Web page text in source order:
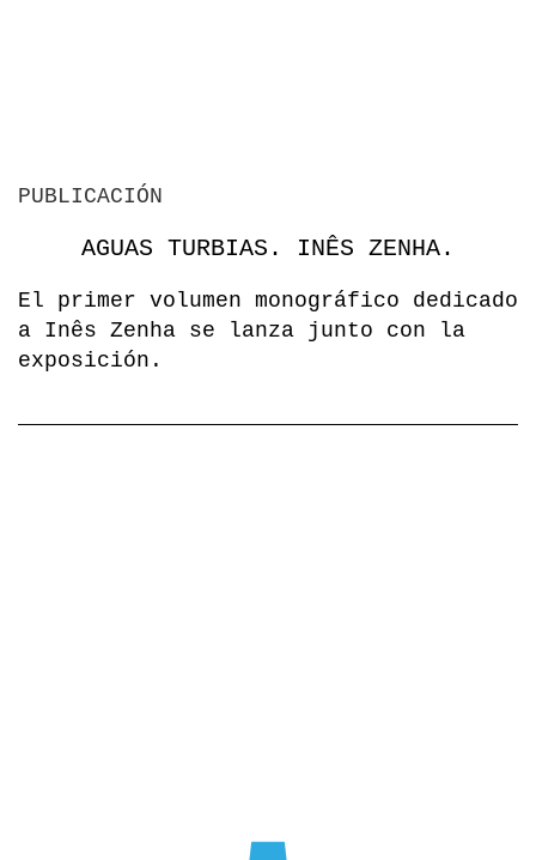
PUBLICACIÓN
AGUAS TURBIAS. INÊS ZENHA.
El primer volumen monográfico dedicado
a Inês Zenha se lanza junto con la
exposición.